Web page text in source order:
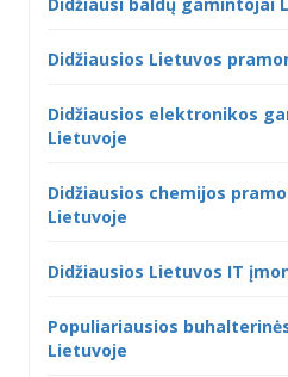
Didžiausios Lietuvos
Didžiausios elektronikos
Lietuvoje
Didžiausios chemijos
Lietuvoje
Didžiausios Lietuvos IT
Populiariausios
Lietuvoje